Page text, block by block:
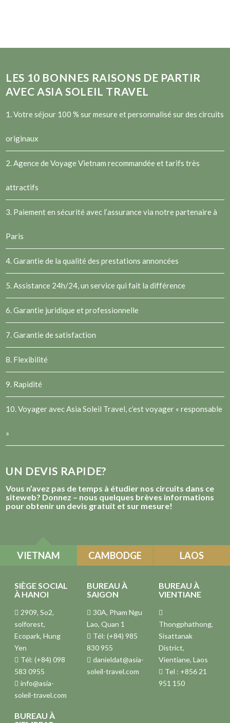
LES 10 BONNES RAISONS DE PARTIR
AVEC ASIA SOLEIL TRAVEL
1. Votre séjour 100 % sur mesure et personnalisé sur des circuits
originaux
2.Agence de Voyage Vietnam recommandée et tarifs très
attractifs
3. Paiement en sécurité avec l’assurance via notre partenaire à
Paris
4. Garantie de la qualité des prestations annoncées
5. Assistance 24h/24, un service qui fait la différence
6. Garantie juridique et professionnelle
7. Garantie de satisfaction
8. Flexibilité
9. Rapidité
10. Voyager avec Asia Soleil Travel, c’est voyager « responsable
»
UN DEVIS RAPIDE?
Vous n’avez pas de temps à étudier nos circuits dans ce
siteweb? Donnez – nous quelques brèves informations
pour obtenir un devis gratuit et sur mesure!
VIETNAM CAMBODGE LAOS
SIÈGE SOCIAL
À HANOI
2909, So2,
solforest,
Ecopark, Hung
Yen
Tél: (+84) 098
583 0955
info@asia-
soleil-travel.com
BUREAU À
SAIGON
30A, Pham Ngu
Lao, Quan 1
Tél: (+84) 985
830 955
danieldat@asia-
soleil-travel.com
BUREAU À
VIENTIANE
Thongphathong,
Sisattanak
District,
Vientiane, Laos
Tel : +856 21
951 150
BUREAU À